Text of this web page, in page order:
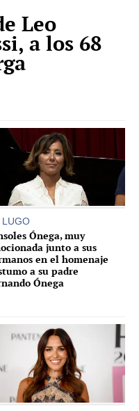
Leo
a los 68
LUGO
Ónega, muy
junto a sus
en el homenaje
a su padre
Ónega